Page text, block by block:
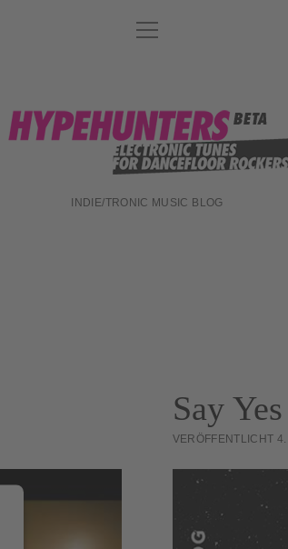
DATENSCHUTZ
ABOUT
IMPRESSUM
Menü
öffnen
hypehunters
INDIE/TRONIC MUSIC BLOG
Say
VERÖFFENTLICHT